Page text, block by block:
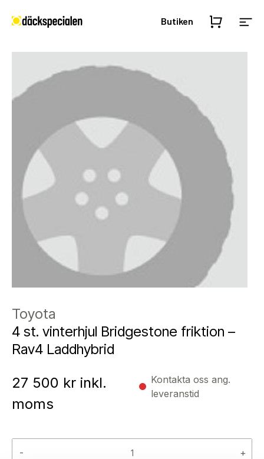
Butiken
Toyota
4 st. vinterhjul Bridgestone friktion –
Rav4 Laddhybrid
27 500 kr inkl.
moms
Kontakta oss ang.
leveranstid
- +